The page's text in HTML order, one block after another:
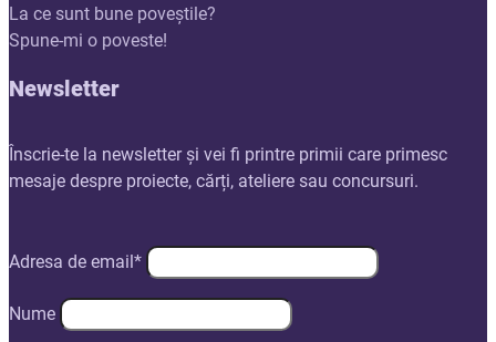
La ce sunt bune poveștile?
Spune-mi o poveste!
Newsletter
Înscrie-te la newsletter și vei fi printre primii care primesc
mesaje despre proiecte, cărți, ateliere sau concursuri.
Adresa de email*
Nume